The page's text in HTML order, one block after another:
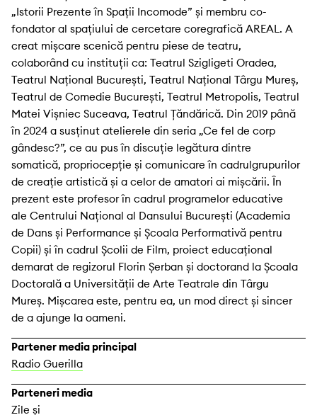
„Istorii Prezente în Spații Incomode” și membru co-
fondator al spațiului de cercetare coregrafică AREAL. A
creat mișcare scenică pentru piese de teatru,
colaborând cu instituții ca: Teatrul Szigligeti Oradea,
Teatrul Național București, Teatrul Național Târgu Mureș,
Teatrul de Comedie București, Teatrul Metropolis, Teatrul
Matei Vișniec Suceava, Teatrul Țăndărică. Din 2019 până
în 2024 a susținut atelierele din seria „Ce fel de corp
gândesc?”, ce au pus în discuție legătura dintre
somatică, propriocepție și comunicare în cadrulgrupurilor
de creație artistică și a celor de amatori ai mișcării. În
prezent este profesor în cadrul programelor educative
ale Centrului Național al Dansului București (Academia
de Dans și Performance și Școala Performativă pentru
Copii) și în cadrul Școlii de Film, proiect educațional
demarat de regizorul Florin Șerban și doctorand la Școala
Doctorală a Universității de Arte Teatrale din Târgu
Mureș. Mișcarea este, pentru ea, un mod direct și sincer
de a ajunge la oameni.
Partener media principal
Radio Guerilla
Parteneri media
Zile și